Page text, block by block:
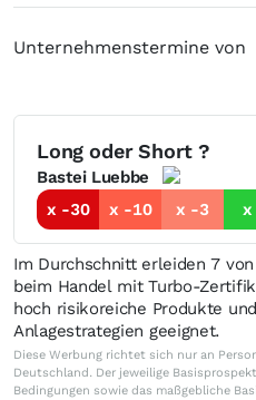
Unternehmenstermine von
Long oder Short ?
Bastei Luebbe
x -30
x -10 x -3 x
Im Durchschnitt erleiden 7
beim Handel mit Turbo-
hoch risikoreiche Produkte
Anlagestrategien geeignet.
Diese Werbung richtet sich nur an
Deutschland. Der jeweilige
Bedingungen sowie das maßgebliche